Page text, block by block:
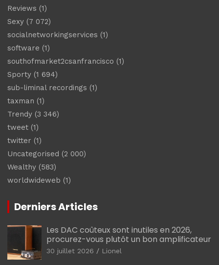
Reviews (1)
Sexy (7 072)
socialnetworkingservices (1)
software (1)
southofmarket2csanfrancisco (1)
Sporty (1 694)
sub-liminal recordings (1)
taxman (1)
Trendy (3 346)
tweet (1)
twitter (1)
Uncategorised (2 000)
Wealthy (583)
worldwideweb (1)
Derniers Articles
Les DAC coûteux sont inutiles en 2026,
procurez-vous plutôt un bon amplificateur
30 juillet 2026 Lionel